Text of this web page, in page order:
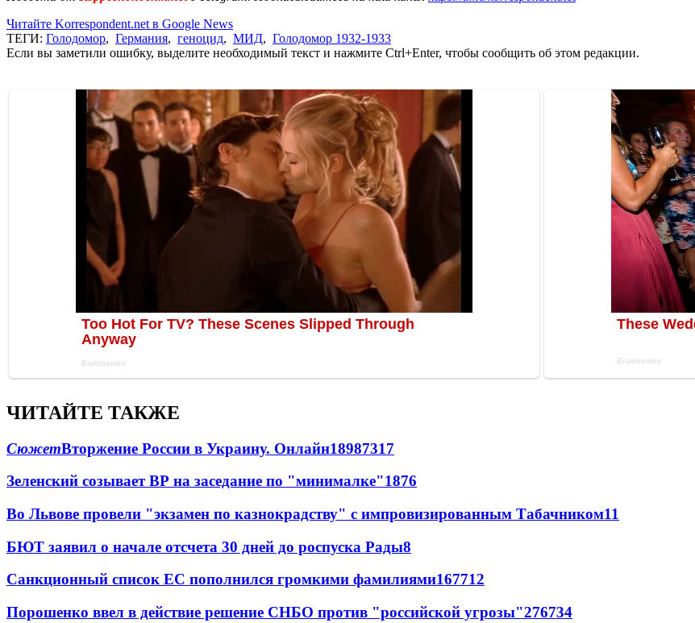
Читайте Korrespondent.net в Google News
ТЕГИ: Голодомор, Германия, геноцид, МИД, Голодомор 1932-1933
Если вы заметили ошибку, выделите необходимый текст и нажмите Ctrl+Enter, чтобы сообщить об этом редакции.
ЧИТАЙТЕ ТАКЖЕ
СюжетВторжение России в Украину. Онлайн18987317
Зеленский созывает ВР на заседание по "минималке"1876
Во Львове провели "экзамен по казнокрадству" с импровизированным Табачником11
БЮТ заявил о начале отсчета 30 дней до роспуска Рады8
Санкционный список ЕС пополнился громкими фамилиями167712
Порошенко ввел в действие решение СНБО против "российской угрозы"276734